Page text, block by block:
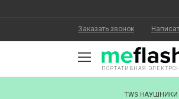
Заказать звонок
ПОРТАТИВНАЯ
TWS НАУШНИКИ